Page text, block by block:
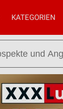
KATEGORIEN